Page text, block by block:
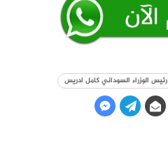
رئيس الوزراء السوداني كامل ادريس